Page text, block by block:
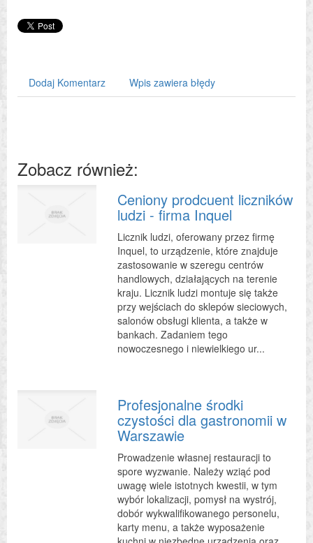
Dodaj Komentarz Wpis zawiera błędy
Zobacz również:
Ceniony prodcuent liczników
ludzi - firma Inquel
Licznik ludzi, oferowany przez firmę
Inquel, to urządzenie, które znajduje
zastosowanie w szeregu centrów
handlowych, działających na terenie
kraju. Licznik ludzi montuje się także
przy wejściach do sklepów sieciowych,
salonów obsługi klienta, a także w
bankach. Zadaniem tego
nowoczesnego i niewielkiego ur...
Profesjonalne środki
czystości dla gastronomii w
Warszawie
Prowadzenie własnej restauracji to
spore wyzwanie. Należy wziąć pod
uwagę wiele istotnych kwestii, w tym
wybór lokalizacji, pomysł na wystrój,
dobór wykwalifikowanego personelu,
karty menu, a także wyposażenie